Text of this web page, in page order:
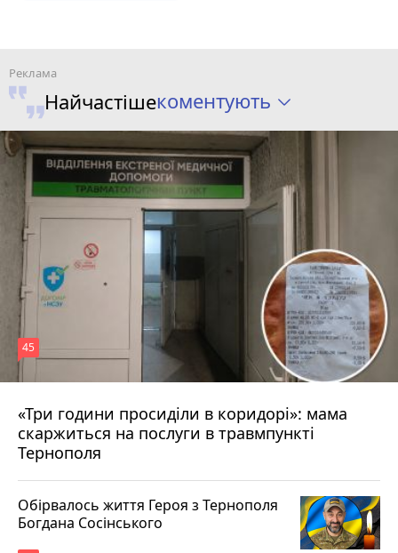
Найчастішекоментують
«Три години просиділи в коридорі»: мама
скаржиться на послуги в травмпункті
Тернополя
45
Вчора о 13:05
Обірвалось життя Героя з Тернополя
Богдана Сосінського